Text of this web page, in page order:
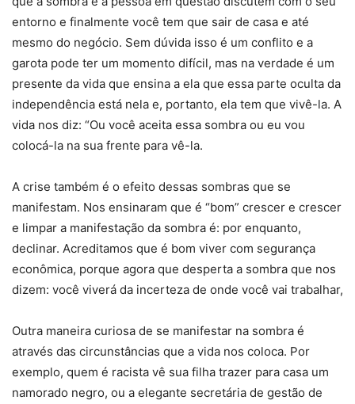
entorno e finalmente você tem que sair de casa e até
mesmo do negócio. Sem dúvida isso é um conflito e a
garota pode ter um momento difícil, mas na verdade é um
presente da vida que ensina a ela que essa parte oculta da
independência está nela e, portanto, ela tem que vivê-la. A
vida nos diz: “Ou você aceita essa sombra ou eu vou
colocá-la na sua frente para vê-la.
A crise também é o efeito dessas sombras que se
manifestam. Nos ensinaram que é “bom” crescer e crescer
e limpar a manifestação da sombra é: por enquanto,
declinar. Acreditamos que é bom viver com segurança
econômica, porque agora que desperta a sombra que nos
dizem: você viverá da incerteza de onde você vai trabalhar,
Outra maneira curiosa de se manifestar na sombra é
através das circunstâncias que a vida nos coloca. Por
exemplo, quem é racista vê sua filha trazer para casa um
namorado negro, ou a elegante secretária de gestão de